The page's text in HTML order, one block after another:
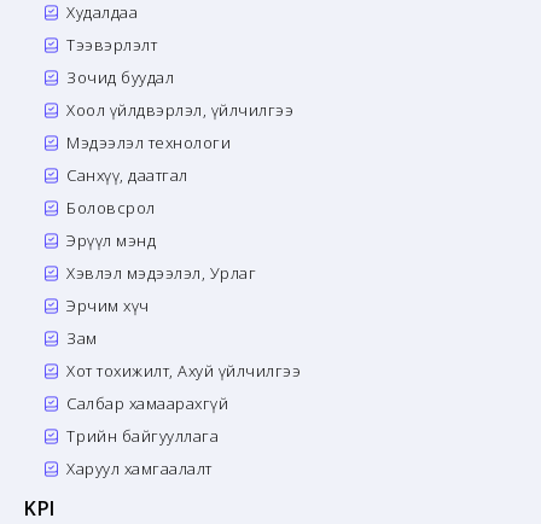
Худалдаа
Тээвэрлэлт
Зочид буудал
Хоол үйлдвэрлэл, үйлчилгээ
Мэдээлэл технологи
Санхүү, даатгал
Боловсрол
Эрүүл мэнд
Хэвлэл мэдээлэл, Урлаг
Эрчим хүч
Зам
Хот тохижилт, Ахуй үйлчилгээ
Салбар хамаарахгүй
Төрийн байгууллага
Харуул хамгаалалт
KPI